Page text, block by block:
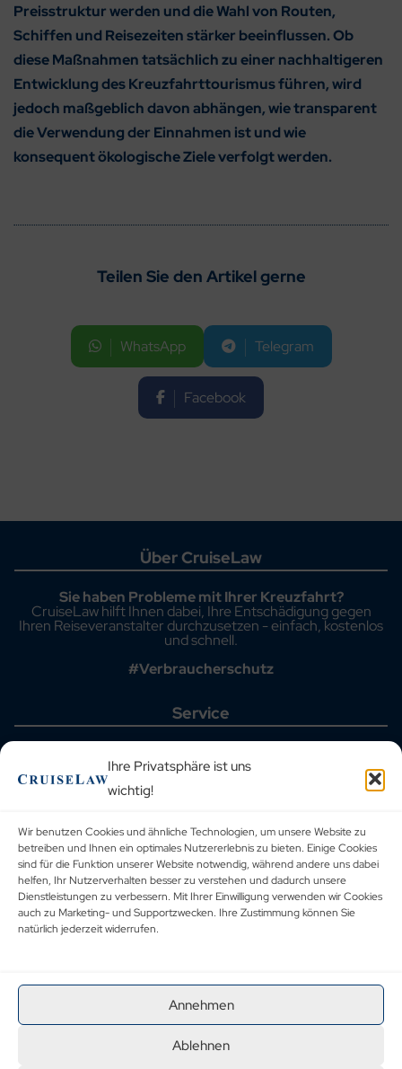
Ihre Privatsphäre ist uns
wichtig!
Wir benutzen Cookies und ähnliche Technologien, um unsere Website zu
betreiben und Ihnen ein optimales Nutzererlebnis zu bieten. Einige Cookies
sind für die Funktion unserer Website notwendig, während andere uns dabei
helfen, Ihr Nutzerverhalten besser zu verstehen und dadurch unsere
Dienstleistungen zu verbessern. Mit Ihrer Einwilligung verwenden wir Cookies
auch zu Marketing- und Supportzwecken. Ihre Zustimmung können Sie
natürlich jederzeit widerrufen.
Annehmen
Ablehnen
Preisstruktur werden und die Wahl von Routen,
Schiffen und Reisezeiten stärker beeinflussen. Ob
diese Maßnahmen tatsächlich zu einer nachhaltigeren
Entwicklung des Kreuzfahrttourismus führen, wird
jedoch maßgeblich davon abhängen, wie transparent
die Verwendung der Einnahmen ist und wie
konsequent ökologische Ziele verfolgt werden.
Teilen Sie den Artikel gerne
WhatsApp Telegram
Facebook
Über CruiseLaw
Sie haben Probleme mit Ihrer Kreuzfahrt?
CruiseLaw hilft Ihnen dabei, Ihre Entschädigung gegen
Ihren Reiseveranstalter durchzusetzen - einfach, kostenlos
und schnell.
#Verbraucherschutz
Service
Aktuelle Fälle
Häufig gestellte Fragen
Kreuzfahrthäfen
Blog
Urteilsdatenbank
Kontakt
Rechtliches
Allgemeine Geschäftsbedingungen